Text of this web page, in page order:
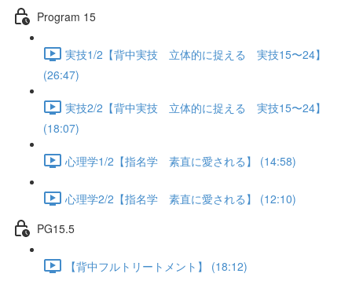
Program 15
実技1/2【背中実技 立体的に捉える 実技15〜24】
(26:47)
実技2/2【背中実技 立体的に捉える 実技15〜24】
(18:07)
心理学1/2【指名学 素直に愛される】 (14:58)
心理学2/2【指名学 素直に愛される】 (12:10)
PG15.5
【背中フルトリートメント】 (18:12)